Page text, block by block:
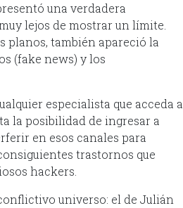
una verdadera
lejos de mostrar un límite.
también apareció la
(fake news) y los
especialista que acceda a
la posibilidad de ingresar a
en esos canales para
trastornos que
hackers.
universo: el de Julián